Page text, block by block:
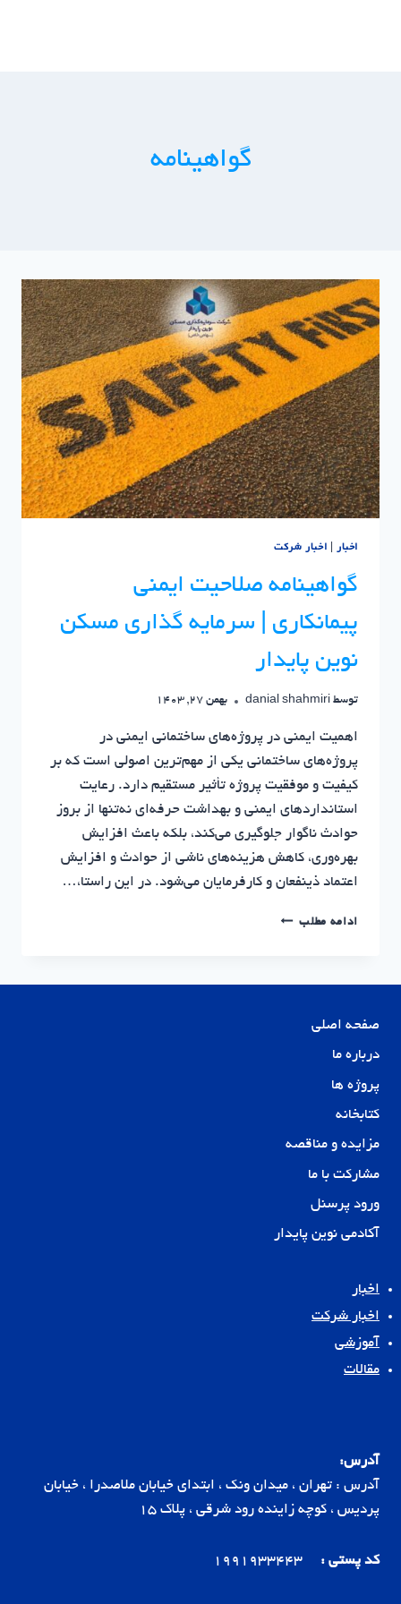
گواهینامه
اخبار اخبار شرکت
گواهینامه صلاحیت ایمنی
پیمانکاری | سرمایه گذاری مسکن
نوین پایدار
توسط danial shahmiri بهمن 27, 1403
اهمیت ایمنی در پروژه‌های ساختمانی ایمنی در
پروژه‌های ساختمانی یکی از مهم‌ترین اصولی است که بر
کیفیت و موفقیت پروژه تأثیر مستقیم دارد. رعایت
استانداردهای ایمنی و بهداشت حرفه‌ای نه‌تنها از بروز
حوادث ناگوار جلوگیری می‌کند، بلکه باعث افزایش
بهره‌وری، کاهش هزینه‌های ناشی از حوادث و افزایش
اعتماد ذینفعان و کارفرمایان می‌شود. در این راستا،…
ادامه مطلبگواهینامه
صفحه اصلی
درباره ما
پروژه ها
کتابخانه
مزایده و مناقصه
مشارکت با ما
ورود پرسنل
آکادمی نوین پایدار
اخبار
اخبار شرکت
آموزشی
مقالات
آدرس:
آدرس : تهران ، میدان ونک ، ابتدای خیابان ملاصدرا ، خیابان
پردیس ، کوچه زاینده رود شرقی ، پلاک 15
کد پستی :